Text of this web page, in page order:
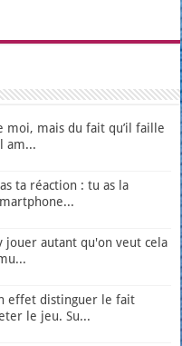
moi, mais du fait qu’il faille
am...
ta réaction : tu as la
jouer autant qu'on veut cela
effet distinguer le fait
le jeu. Su...